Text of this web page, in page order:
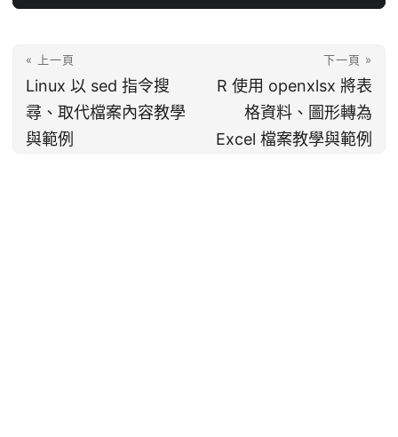
« 上一頁
Linux 以 sed 指令搜
尋、取代檔案內容教學
與範例
下一頁 »
R 使用 openxlsx 將表
格資料、圖形轉為
Excel 檔案教學與範例